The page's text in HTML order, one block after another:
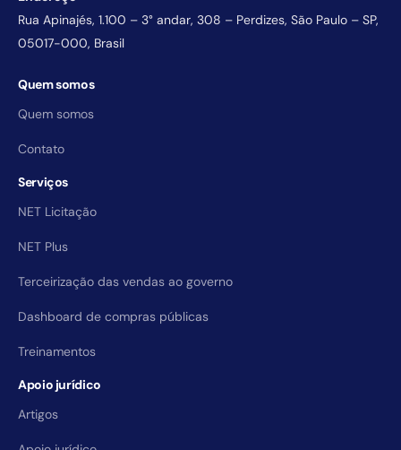
Rua Apinajés, 1.100 – 3° andar, 308 – Perdizes, São Paulo – SP,
05017-000, Brasil
Quem somos
Quem somos
Contato
Serviços
NET Licitação
NET Plus
Terceirização das vendas ao governo
Dashboard de compras públicas
Treinamentos
Apoio jurídico
Artigos